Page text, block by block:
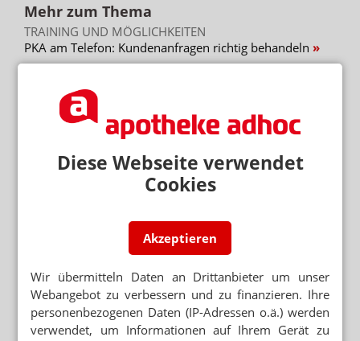
Diese Webseite verwendet
Cookies
Akzeptieren
Wir übermitteln Daten an Drittanbieter um unser
Webangebot zu verbessern und zu finanzieren. Ihre
personenbezogenen Daten (IP-Adressen o.ä.) werden
verwendet, um Informationen auf Ihrem Gerät zu
Mehr zum Thema
TRAINING UND MÖGLICHKEITEN
PKA am Telefon: Kundenanfragen richtig behandeln
Warum Arbeiten bis 67 für viele keine Option ist
HANS-BÖCKLER-STIFTUNG
Azubi-Gehälter steigen schneller als Löhne
Mehr aus Ressort
Urteil verbietet Rezepturen im Sprechstundenbedarf
Automat statt Apotheke: Ausnahme für Versender
WEITER FLAUTE IN APOTHEKEN
Erstes Halbjahr: 7 Prozent weniger OTC-Packungen